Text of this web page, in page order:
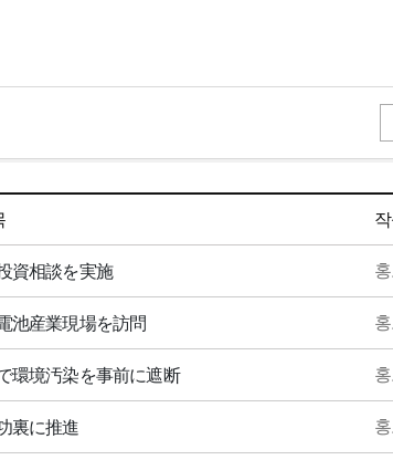
資相談を実施
池産業現場を訪問
環境汚染を事前に遮断
裏に推進